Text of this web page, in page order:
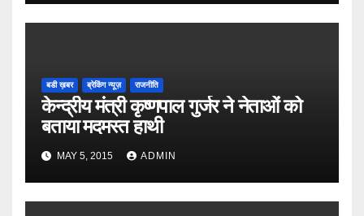
बडी ख़बर ब्रेकिंग न्यूज़ राजनीति
केन्द्रीय मंत्री कृष्णपाल गुर्जर ने नेताओं को
बताया मदमस्त हाथी
MAY 5, 2015 ADMIN